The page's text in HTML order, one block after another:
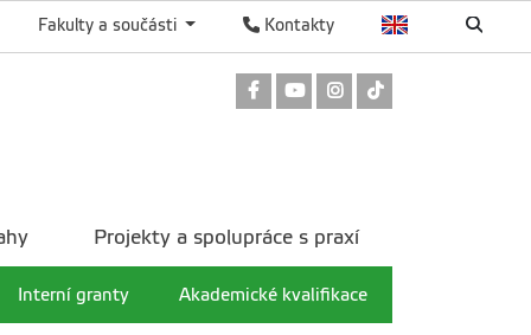
Kontakty
Fakulty a součásti
Odkaz na Facebook
Odkaz na Youtube
Odkaz na Instagram
Interní granty Akademické kvalifikace
Projekty a spolupráce s praxí